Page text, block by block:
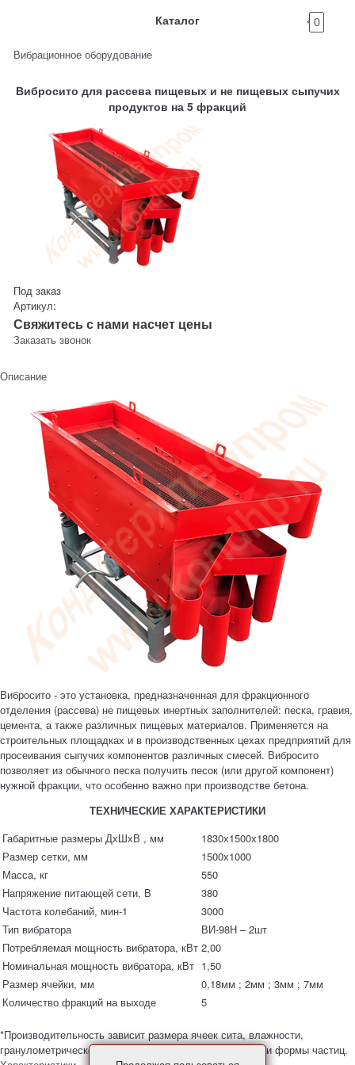
Каталог 0
Вибрационное оборудование
Вибросито для рассева пищевых и не пищевых сыпучих
продуктов на 5 фракций
Под заказ
Артикул:
Свяжитесь с нами насчет цены
Заказать звонок
Описание
Вибросито - это установка, предназначенная для фракционного
отделения (рассева) не пищевых инертных заполнителей: песка, гравия,
цемента, а также различных пищевых материалов. Применяется на
строительных площадках и в производственных цехах предприятий для
просеивания сыпучих компонентов различных смесей. Вибросито
позволяет из обычного песка получить песок (или другой компонент)
нужной фракции, что особенно важно при производстве бетона.
ТЕХНИЧЕСКИЕ ХАРАКТЕРИСТИКИ
Габаритные размеры ДхШхВ , мм
1830х1500х1800
Размер сетки, мм
1500х1000
Масса, кг
550
Напряжение питающей сети, В
380
Частота колебаний, мин-1
3000
Тип вибратора
ВИ-98Н – 2шт
Потребляемая мощность вибратора, кВт 2,00
Номинальная мощность вибратора, кВт 1,50
Размер ячейки, мм
0,18мм ; 2мм ; 3мм ; 7мм
Количество фракций на выходе
5
*Производительность зависит размера ячеек сита, влажности,
гранулометрического состава материала, содержания и формы частиц.